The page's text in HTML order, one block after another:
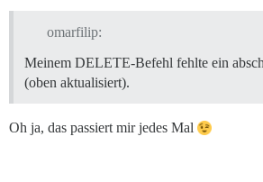
omarfilip:
Meinem DELETE-Befehl fehlte ein
(oben aktualisiert).
Oh ja, das passiert mir jedes Mal